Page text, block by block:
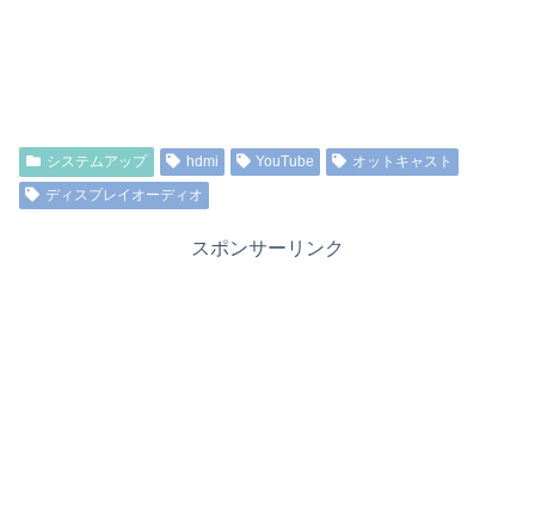
システムアップ hdmi YouTube
オットキャスト
ディスプレイオーディオ
スポンサーリンク